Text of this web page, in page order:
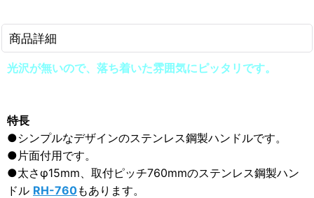
商品詳細
光沢が無いので、落ち着いた雰囲気にピッタリです。
特長
●シンプルなデザインのステンレス鋼製ハンドルです。
●片面付用です。
●太さφ15mm、取付ピッチ760mmのステンレス鋼製ハン
ドル RH-760もあります。